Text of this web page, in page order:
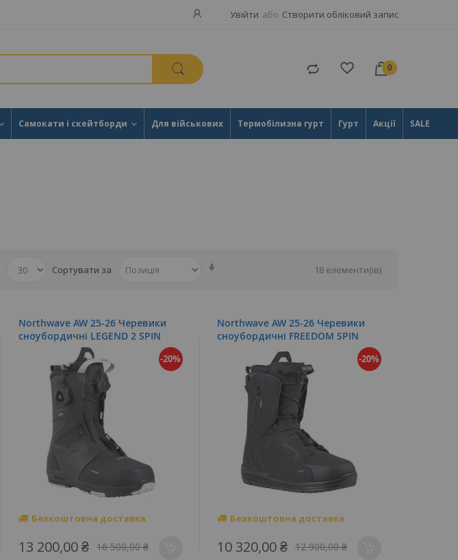
Увійти Створити обліковий запис
товари
Самокати і скейтборди Для військових Термобілизна гурт Гурт Акції SALE
18 елементи(ів)
Сортувати за
Northwave AW 25-26 Черевики
cноубордичні LEGEND 2 SPIN
-20%
Безкоштовна доставка
13 200,00 ₴ 16 500,00 ₴
Northwave AW 25-26 Черевики
cноубордичні FREEDOM SPIN
-20%
Безкоштовна доставка
10 320,00 ₴ 12 900,00 ₴